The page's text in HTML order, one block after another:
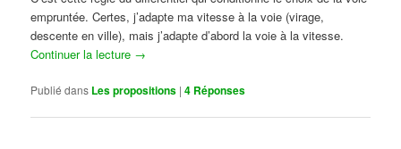
empruntée. Certes, j’adapte ma vitesse à la voie (virage,
descente en ville), mais j’adapte d’abord la voie à la vitesse.
Continuer la lecture →
Publié dans Les propositions |4 Réponses